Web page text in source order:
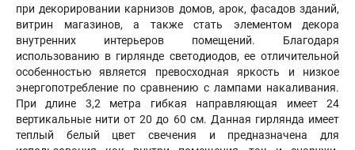
при декорировании карнизов домов, арок, фасадов зданий,
витрин магазинов, а также стать элементом декора
внутренних интерьеров помещений. Благодаря
использованию в гирлянде светодиодов, ее отличительной
особенностью является превосходная яркость и низкое
энергопотребление по сравнению с лампами накаливания.
При длине 3,2 метра гибкая направляющая имеет 24
вертикальные нити от 20 до 60 см. Данная гирлянда имеет
теплый белый цвет свечения и предназначена для